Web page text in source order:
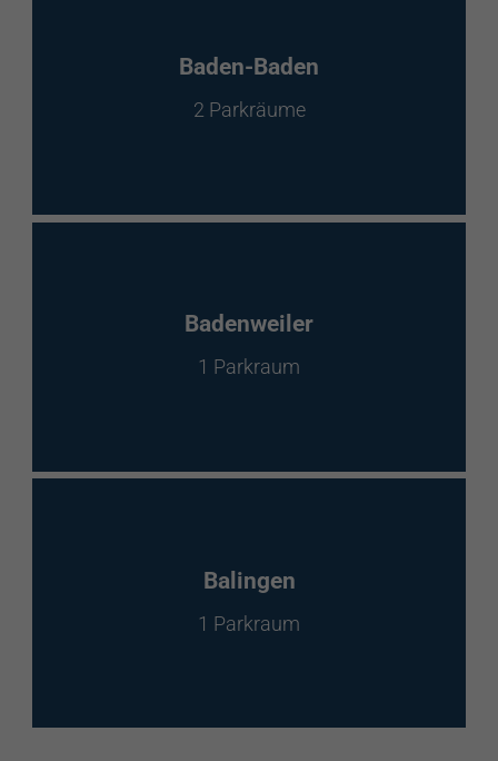
Baden-Baden
2 Parkräume
Badenweiler
1 Parkraum
Balingen
1 Parkraum